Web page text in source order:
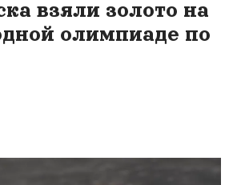
взяли золото на
олимпиаде по